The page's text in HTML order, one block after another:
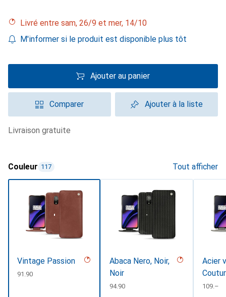
Livré entre sam, 26/9 et mer, 14/10
M'informer si le produit est disponible plus tôt
Ajouter au panier
Comparer Ajouter à la liste
livraison gratuite
Couleur 117 Tout afficher
Vintage Passion
CHF
91.90
Abaca Nero, Noir,
Noir
CHF
94.90
Acier
CHF
109.–